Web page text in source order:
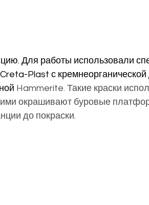
Для работы использовали
Plast с кремнеорганической
Hammerite. Такие краски
окрашивают буровые
до покраски.